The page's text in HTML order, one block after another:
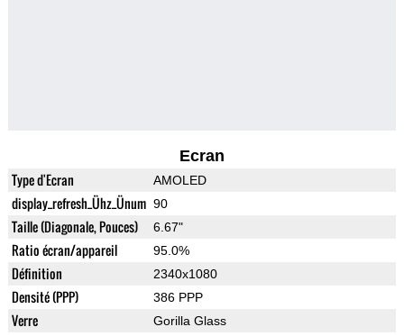
Ecran
Type d'Ecran AMOLED
display_refresh_Ühz_Ünum 90
Taille (Diagonale, Pouces) 6.67"
Ratio écran/appareil 95.0%
Définition 2340x1080
Densité (PPP) 386 PPP
Verre Gorilla Glass